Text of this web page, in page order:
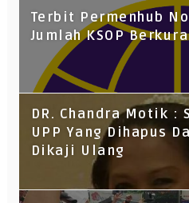
Terbit Permenhub
Jumlah KSOP
DR. Chandra Motik :
UPP Yang Dihapus
Dikaji Ulang